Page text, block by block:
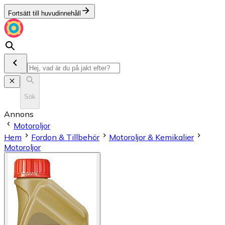
Fortsätt till huvudinnehåll
Sök
Annons
Motoroljor
Hem
Fordon & Tillbehör
Motoroljor & Kemikalier
Motoroljor